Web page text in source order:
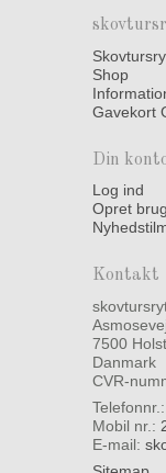
Shop
Gavekort
Din
Log ind
Opret
Kontakt
7500
Danmark
CVR-
Telefonnr.:
Mobil nr.:
E-mail: